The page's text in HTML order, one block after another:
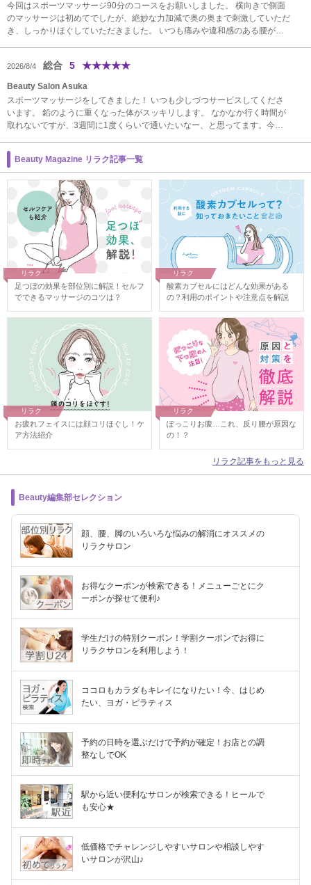
今回はスポーツマッサージ90分のコースをお願いしました。 横向きで側面
のマッサージは初めてでしたが、絶妙な力加減で奥の奥まで刺激していただ
き、しっかりほぐしていただきました。 いつも痛みや違和感のある腰がす
2026/8/4 総合 5 ★★★★★
Beauty Salon Asuka
スポーツマッサージをしてきました！ いつも少しづつサービスしてくださ
います。 鉛のように重くなった体がスッキリします。 なかなか行く時間が
取れないですが、3週間に1度くらいで通いたいなー、と思ってます。今後
Beauty Magazine リラク記事一覧
リラク
足つぼの効果を部位別に解説！セルフ
でできるマッサージのコツは？
リラク
酸素カプセルにはどんな効果がある
の？利用のポイントや注意点を解説
リラク
お疲れフェイスには顔コリほぐし！ケ
ア方法紹介
リラク
ぽっこりお腹…これ、反り腰が原因な
の！？
リラク記事をもっと見る
Beauty編集部セレクション
顔、腰、脚のいろいろな悩みの解消にオススメの
リラクサロン
お得なクーポンが検索できる！メニューごとにク
ーポンが探せて便利♪
学生だけの特別クーポン！学割クーポンでお得に
リラクサロンを利用しよう！
ココロもカラダもキレイになりたい！今、はじめ
たい、ヨガ・ピラティス
予約の日時を選ぶだけで予約が確定！お店との調
整なしでOK
駅から近い便利なサロンが検索できる！ヒールで
も安心★
低価格でチャレンジしやすいサロンや相談しやす
いサロンが沢山♪